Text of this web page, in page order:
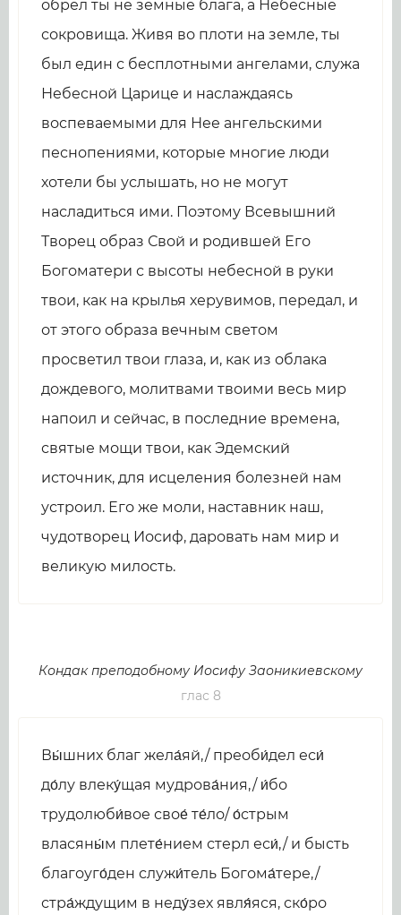
обрел ты не земные блага, а Небесные
сокровища. Живя во плоти на земле, ты
был един с бесплотными ангелами, служа
Небесной Царице и наслаждаясь
воспеваемыми для Нее ангельскими
песнопениями, которые многие люди
хотели бы услышать, но не могут
насладиться ими. Поэтому Всевышний
Творец образ Свой и родившей Его
Богоматери с высоты небесной в руки
твои, как на крылья херувимов, передал, и
от этого образа вечным светом
просветил твои глаза, и, как из облака
дождевого, молитвами твоими весь мир
напоил и сейчас, в последние времена,
святые мощи твои, как Эдемский
источник, для исцеления болезней нам
устроил. Его же моли, наставник наш,
чудотворец Иосиф, даровать нам мир и
великую милость.
Кондак преподобному Иосифу Заоникиевскому
глас 8
Вы́шних благ жела́яй,/ преоби́дел еси́
до́лу влеку́щая мудрова́ния,/ и́бо
трудолюби́вое свое́ те́ло/ о́стрым
власяны́м плете́нием стерл еси́,/ и бысть
благоуго́ден служи́тель Богома́тере,/
стра́ждущим в неду́зех явля́яся, ско́ро